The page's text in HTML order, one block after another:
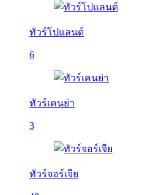
ทัวร์โปแลนด์
6
ทัวร์เคนย่า
3
ทัวร์จอร์เจีย